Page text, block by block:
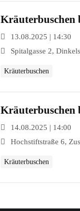
Kräuterbuschen
13.08.2025 | 14:30
Spitalgasse 2,
Kräuterbuschen
Kräuterbuschen
14.08.2025 | 14:00
Hochstiftstraße 6,
Kräuterbuschen